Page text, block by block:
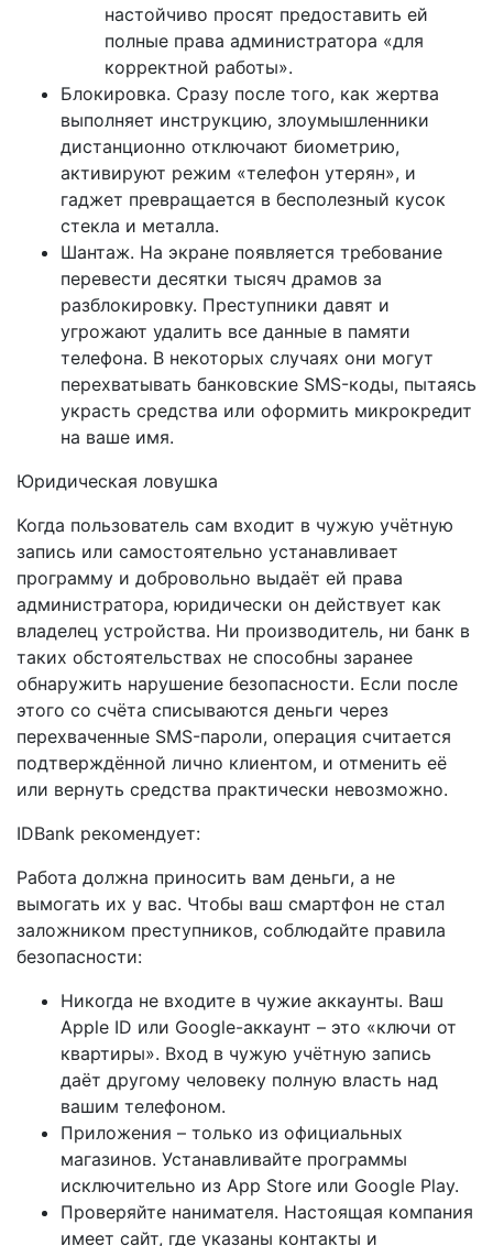
настойчиво просят предоставить ей
полные права администратора «для
корректной работы».
Блокировка. Сразу после того, как жертва
выполняет инструкцию, злоумышленники
дистанционно отключают биометрию,
активируют режим «телефон утерян», и
гаджет превращается в бесполезный кусок
стекла и металла.
Шантаж. На экране появляется требование
перевести десятки тысяч драмов за
разблокировку. Преступники давят и
угрожают удалить все данные в памяти
телефона. В некоторых случаях они могут
перехватывать банковские SMS-коды, пытаясь
украсть средства или оформить микрокредит
на ваше имя.
Юридическая ловушка
Когда пользователь сам входит в чужую учётную
запись или самостоятельно устанавливает
программу и добровольно выдаёт ей права
администратора, юридически он действует как
владелец устройства. Ни производитель, ни банк в
таких обстоятельствах не способны заранее
обнаружить нарушение безопасности. Если после
этого со счёта списываются деньги через
перехваченные SMS-пароли, операция считается
подтверждённой лично клиентом, и отменить её
или вернуть средства практически невозможно.
IDBank рекомендует:
Работа должна приносить вам деньги, а не
вымогать их у вас. Чтобы ваш смартфон не стал
заложником преступников, соблюдайте правила
безопасности:
Никогда не входите в чужие аккаунты. Ваш
Apple ID или Google-аккаунт – это «ключи от
квартиры». Вход в чужую учётную запись
даёт другому человеку полную власть над
вашим телефоном.
Приложения – только из официальных
магазинов. Устанавливайте программы
исключительно из App Store или Google Play.
Проверяйте нанимателя. Настоящая компания
имеет сайт, где указаны контакты и